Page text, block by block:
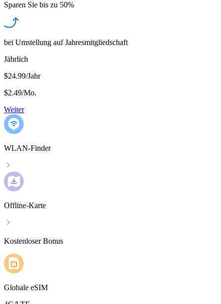
Sparen Sie bis zu 50%
bei Umstellung auf Jahresmitgliedschaft
Jährlich
$24.99/Jahr
$2.49/Mo.
Weiter
WLAN-Finder
Offline-Karte
Kostenloser Bonus
Globale eSIM